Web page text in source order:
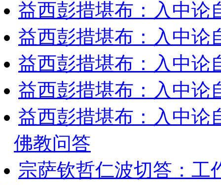
益西彭措堪布：入中论
益西彭措堪布：入中论
益西彭措堪布：入中论
益西彭措堪布：入中论
益西彭措堪布：入中论
佛教问答
宗萨钦哲仁波切答：工